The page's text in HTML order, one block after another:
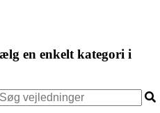
en enkelt kategori i